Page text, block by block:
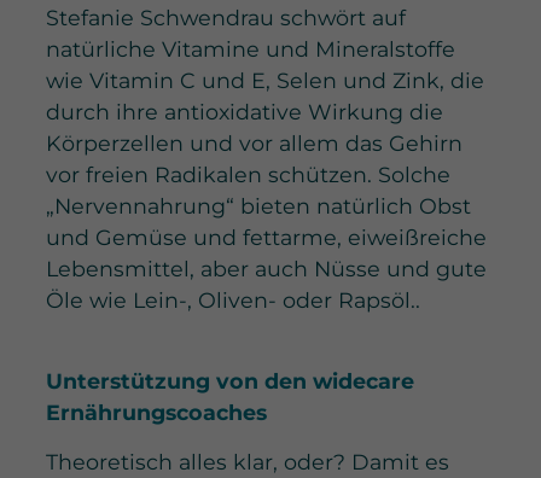
Stefanie Schwendrau schwört auf
natürliche Vitamine und Mineralstoffe
wie Vitamin C und E, Selen und Zink, die
durch ihre antioxidative Wirkung die
Körperzellen und vor allem das Gehirn
vor freien Radikalen schützen. Solche
„Nervennahrung“ bieten natürlich Obst
und Gemüse und fettarme, eiweißreiche
Lebensmittel, aber auch Nüsse und gute
Öle wie Lein-, Oliven- oder Rapsöl..
Unterstützung von den widecare
Ernährungscoaches
Theoretisch alles klar, oder? Damit es